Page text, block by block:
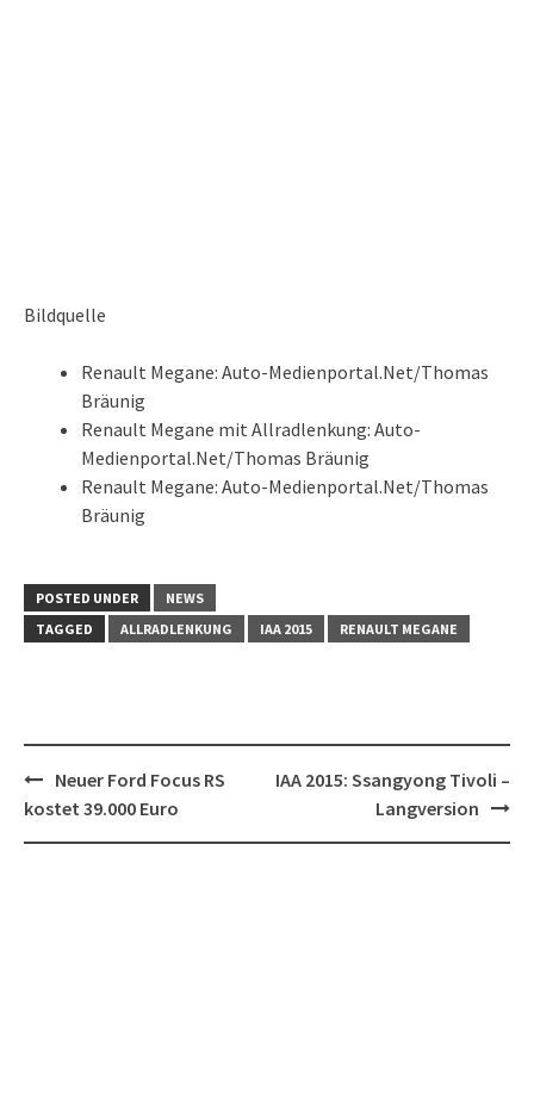
Bildquelle
Renault Megane: Auto-Medienportal.Net/Thomas
Bräunig
Renault Megane mit Allradlenkung: Auto-
Medienportal.Net/Thomas Bräunig
Renault Megane: Auto-Medienportal.Net/Thomas
Bräunig
POSTED UNDER
NEWS
TAGGED
ALLRADLENKUNG IAA 2015 RENAULT MEGANE
Post
navigation
Neuer Ford Focus RS
kostet 39.000 Euro
IAA 2015: Ssangyong Tivoli –
Langversion